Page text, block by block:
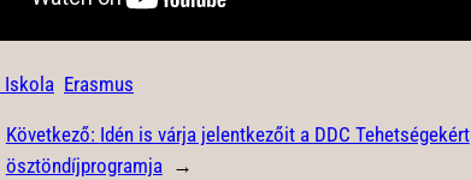
Iskola Erasmus
Következő: Idén is várja jelentkezőit a DDC Tehetségekért
ösztöndíjprogramja →